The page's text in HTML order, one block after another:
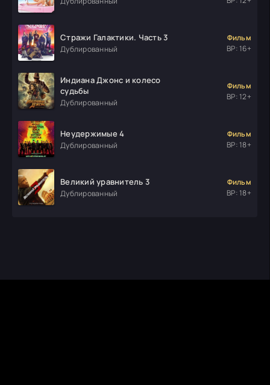
Стражи Галактики. Часть 3
Дублированный
Фильм
ВР: 16+
Индиана Джонс и колесо
судьбы
Дублированный
Фильм
ВР: 12+
Неудержимые 4
Дублированный
Фильм
ВР: 18+
Великий уравнитель 3
Дублированный
Фильм
ВР: 18+